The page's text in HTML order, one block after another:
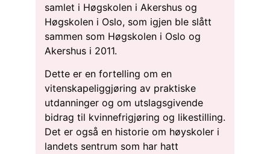
samlet i Høgskolen i Akershus og
Høgskolen i Oslo, som igjen ble slått
sammen som Høgskolen i Oslo og
Akershus i 2011.
Dette er en fortelling om en
vitenskapeliggjøring av praktiske
utdanninger og om utslagsgivende
bidrag til kvinnefrigjøring og likestilling.
Det er også en historie om høyskoler i
landets sentrum som har hatt